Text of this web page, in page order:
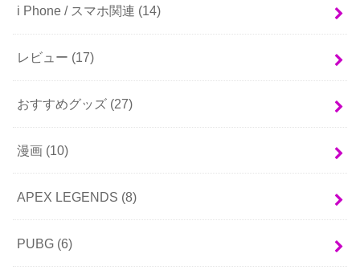
i Phone / スマホ関連 (14)
レビュー (17)
おすすめグッズ (27)
漫画 (10)
APEX LEGENDS (8)
PUBG (6)